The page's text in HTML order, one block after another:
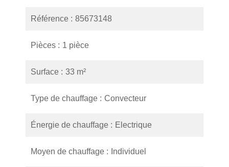
Référence 85673148
Pièces 1 pièce
Surface 33 m²
Type de chauffage Convecteur
Énergie de chauffage Electrique
Moyen de chauffage Individuel